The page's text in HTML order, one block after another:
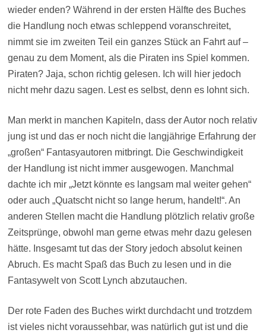
wieder enden? Während in der ersten Hälfte des Buches
die Handlung noch etwas schleppend voranschreitet,
nimmt sie im zweiten Teil ein ganzes Stück an Fahrt auf –
genau zu dem Moment, als die Piraten ins Spiel kommen.
Piraten? Jaja, schon richtig gelesen. Ich will hier jedoch
nicht mehr dazu sagen. Lest es selbst, denn es lohnt sich.
Man merkt in manchen Kapiteln, dass der Autor noch relativ
jung ist und das er noch nicht die langjährige Erfahrung der
„großen“ Fantasyautoren mitbringt. Die Geschwindigkeit
der Handlung ist nicht immer ausgewogen. Manchmal
dachte ich mir „Jetzt könnte es langsam mal weiter gehen“
oder auch „Quatscht nicht so lange herum, handelt!“. An
anderen Stellen macht die Handlung plötzlich relativ große
Zeitsprünge, obwohl man gerne etwas mehr dazu gelesen
hätte. Insgesamt tut das der Story jedoch absolut keinen
Abruch. Es macht Spaß das Buch zu lesen und in die
Fantasywelt von Scott Lynch abzutauchen.
Der rote Faden des Buches wirkt durchdacht und trotzdem
ist vieles nicht voraussehbar, was natürlich gut ist und die